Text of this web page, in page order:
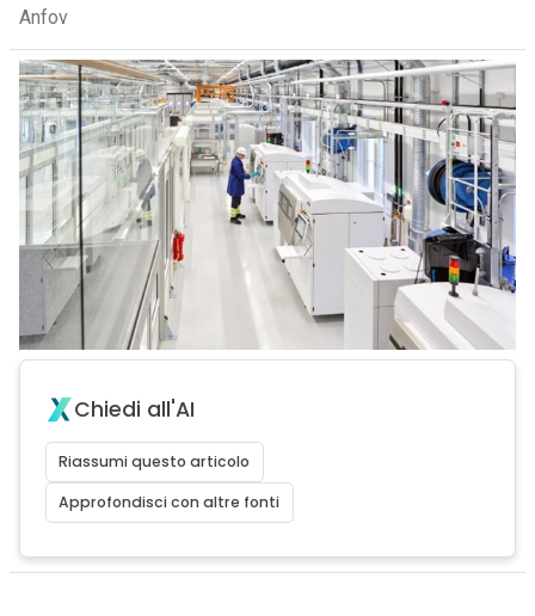
Anfov
Chiedi all'AI
Riassumi questo articolo
Approfondisci con altre fonti